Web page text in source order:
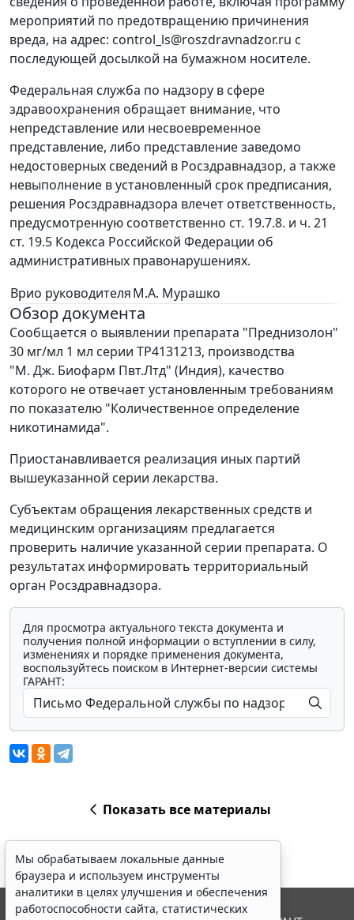
мероприятий по предотвращению причинения
вреда, на адрес: control_ls@roszdravnadzor.ru с
последующей досылкой на бумажном носителе.
Федеральная служба по надзору в сфере
здравоохранения обращает внимание, что
непредставление или несвоевременное
представление, либо представление заведомо
недостоверных сведений в Росздравнадзор, а также
невыполнение в установленный срок предписания,
решения Росздравнадзора влечет ответственность,
предусмотренную соответственно ст. 19.7.8. и ч. 21
ст. 19.5 Кодекса Российской Федерации об
административных правонарушениях.
Врио руководителяМ.А. Мурашко
Обзор документа
Сообщается о выявлении препарата "Преднизолон"
30 мг/мл 1 мл серии ТР4131213, производства
"М. Дж. Биофарм Пвт.Лтд" (Индия), качество
которого не отвечает установленным требованиям
по показателю "Количественное определение
никотинамида".
Приостанавливается реализация иных партий
вышеуказанной серии лекарства.
Субъектам обращения лекарственных средств и
медицинским организациям предлагается
проверить наличие указанной серии препарата. О
результатах информировать территориальный
орган Росздравнадзора.
Для просмотра актуального текста документа и
получения полной информации о вступлении в силу,
изменениях и порядке применения документа,
воспользуйтесь поиском в Интернет-версии системы
ГАРАНТ:
Показать все материалы
Мы обрабатываем локальные данные
браузера и используем инструменты
аналитики в целях улучшения и обеспечения
работоспособности сайта, статистических